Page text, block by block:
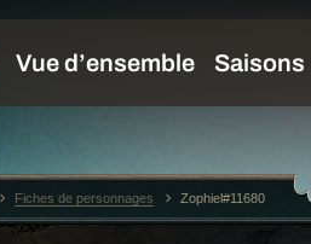
Fiches de personnages Zophiel#11680